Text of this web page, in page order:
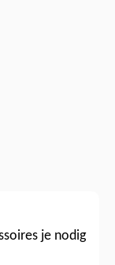
je nodig